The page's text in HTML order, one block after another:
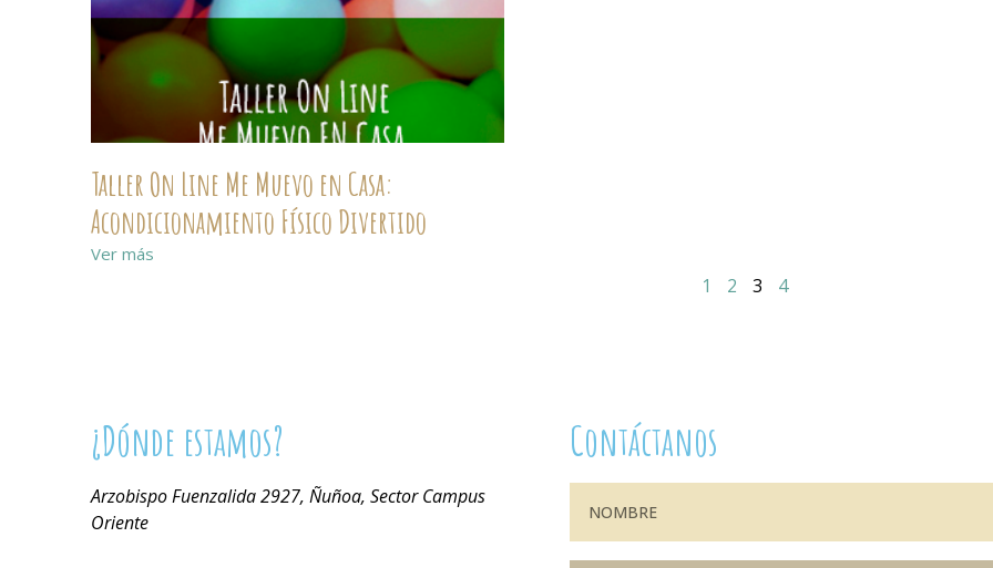
Taller On Line Me Muevo en Casa:
Acondicionamiento Físico Divertido
Ver más
1 2 3 4
¿Dónde estamos?
Arzobispo Fuenzalida 2927, Ñuñoa, Sector Campus
Oriente
Contáctanos